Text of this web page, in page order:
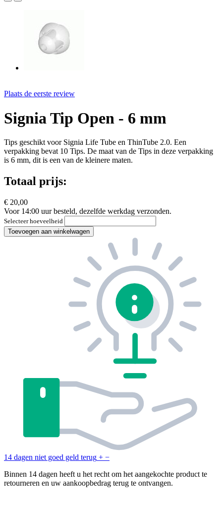
Plaats de eerste review
Signia Tip Open - 6 mm
Tips geschikt voor Signia Life Tube en ThinTube 2.0. Een
verpakking bevat 10 Tips. De maat van de Tips in deze verpakking
is 6 mm, dit is een van de kleinere maten.
Totaal prijs:
€ 20,00
Voor 14:00 uur besteld, dezelfde werkdag verzonden.
Selecteer hoeveelheid
Toevoegen aan winkelwagen
14 dagen niet goed geld terug + −
Binnen 14 dagen heeft u het recht om het aangekochte product te
retourneren en uw aankoopbedrag terug te ontvangen.